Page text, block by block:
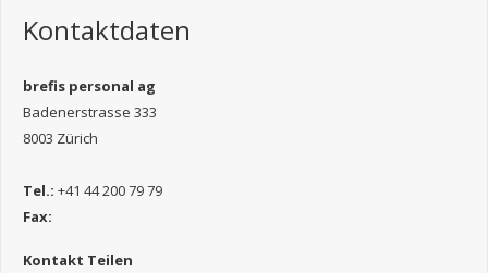
Kontaktdaten
brefis personal ag
Badenerstrasse 333
8003 Zürich
Tel.: +41 44 200 79 79
Fax:
Kontakt Teilen